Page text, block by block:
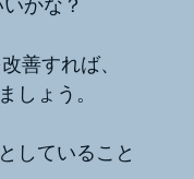
善すれば、
ょう。
していること